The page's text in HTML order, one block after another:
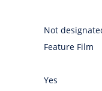
Not
Feature Film
Yes